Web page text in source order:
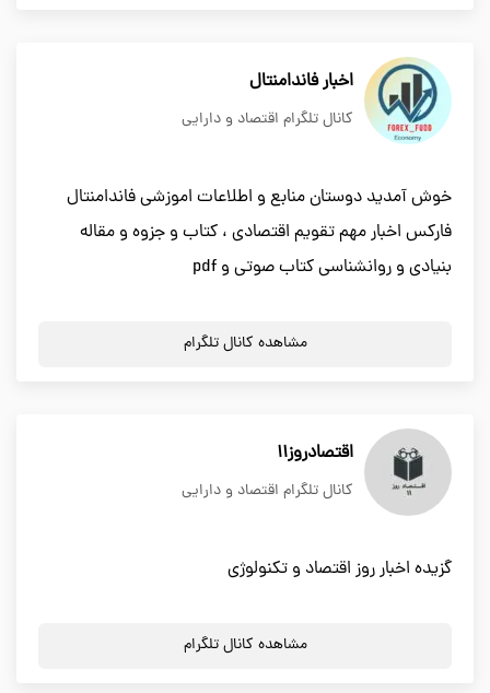
اخبار فاندامنتال
کانال تلگرام اقتصاد و دارایی
خوش آمدید دوستان منابع و اطلاعات اموزشی فاندامنتال
فارکس اخبار مهم تقویم اقتصادی ، کتاب و جزوه و مقاله
بنیادی و روانشناسی کتاب صوتی و pdf
مشاهده کانال تلگرام
اقتصادروز11
کانال تلگرام اقتصاد و دارایی
گزیده اخبار روز اقتصاد و تکنولوژی
مشاهده کانال تلگرام